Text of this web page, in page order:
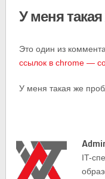
У меня
Это один из
ссылок в chrome —
У меня такая же
IT-